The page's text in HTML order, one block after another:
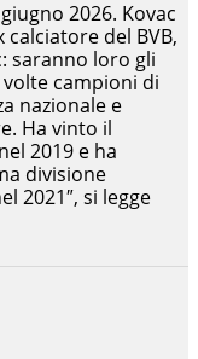
2026. Kovac
del BVB,
saranno loro gli
campioni di
nazionale e
Ha vinto il
2019 e ha
divisione
2021″, si legge